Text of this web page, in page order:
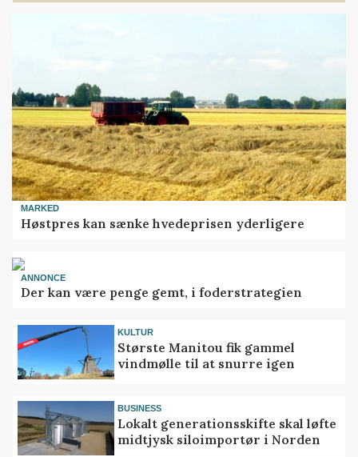
MARKED
Høstpres kan sænke hvedeprisen yderligere
ANNONCE
Der kan være penge gemt, i foderstrategien
KULTUR
Største Manitou fik gammel
vindmølle til at snurre igen
BUSINESS
Lokalt generationsskifte skal løfte
midtjysk siloimportør i Norden